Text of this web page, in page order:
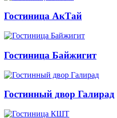
Гостиница АкТай
Гостиница Байжигит
Гостинный двор Галирад